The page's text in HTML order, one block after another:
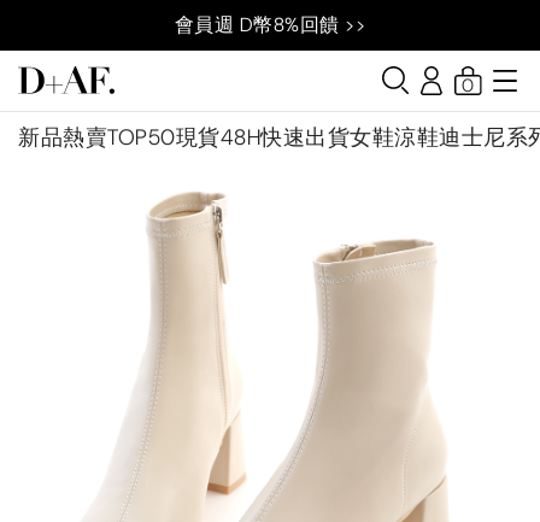
會員週 D幣8%回饋 >>
新品熱賣TOP50現貨48H快速出貨女鞋涼鞋迪士尼系
0